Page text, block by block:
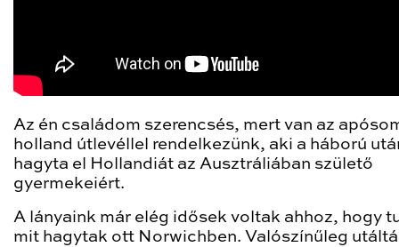
Az én családom szerencsés, mert van az
holland útlevéllel rendelkezünk, aki a háború
hagyta el Hollandiát az Ausztráliában születő
gyermekeiért.
A lányaink már elég idősek voltak ahhoz, hogy
mit hagytak ott Norwichben. Valószínűleg